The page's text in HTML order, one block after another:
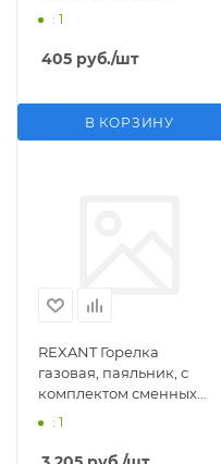
: 1
405 руб./шт
В КОРЗИНУ
REXANT Горелка
газовая, паяльник, с
комплектом сменных
насадок, 11 предметов
: 1